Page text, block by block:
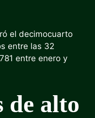
el decimocuarto
entre las 32
entre enero y
de alto